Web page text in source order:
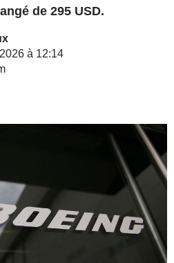
de 295 USD.
à 12:14